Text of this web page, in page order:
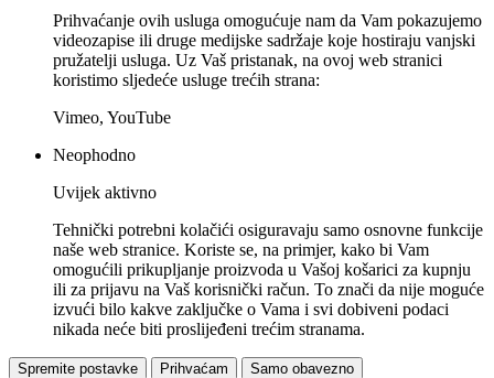
Prihvaćanje ovih usluga omogućuje nam da Vam pokazujemo
videozapise ili druge medijske sadržaje koje hostiraju vanjski
pružatelji usluga. Uz Vaš pristanak, na ovoj web stranici
koristimo sljedeće usluge trećih strana:
Vimeo, YouTube
Neophodno
Uvijek aktivno
Tehnički potrebni kolačići osiguravaju samo osnovne funkcije
naše web stranice. Koriste se, na primjer, kako bi Vam
omogućili prikupljanje proizvoda u Vašoj košarici za kupnju
ili za prijavu na Vaš korisnički račun. To znači da nije moguće
izvući bilo kakve zaključke o Vama i svi dobiveni podaci
nikada neće biti proslijeđeni trećim stranama.
Spremite postavke Prihvaćam Samo obavezno